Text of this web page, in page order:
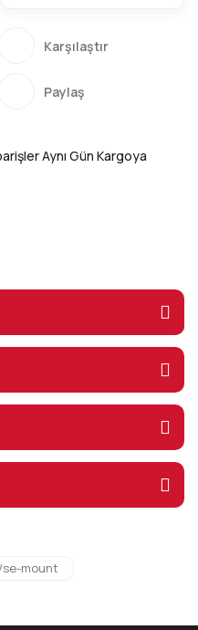
Karşılaştır
Paylaş
Aynı Gün Kargoya
se-mount